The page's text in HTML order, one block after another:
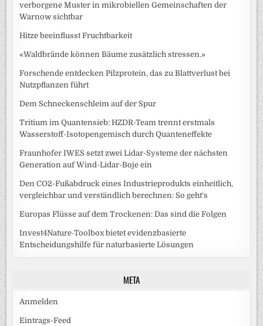
verborgene Muster in mikrobiellen Gemeinschaften der
Warnow sichtbar
Hitze beeinflusst Fruchtbarkeit
«Waldbrände können Bäume zusätzlich stressen.»
Forschende entdecken Pilzprotein, das zu Blattverlust bei
Nutzpflanzen führt
Dem Schneckenschleim auf der Spur
Tritium im Quantensieb: HZDR-Team trennt erstmals
Wasserstoff-Isotopengemisch durch Quanteneffekte
Fraunhofer IWES setzt zwei Lidar-Systeme der nächsten
Generation auf Wind-Lidar-Boje ein
Den CO2-Fußabdruck eines Industrieprodukts einheitlich,
vergleichbar und verständlich berechnen: So geht‘s
Europas Flüsse auf dem Trockenen: Das sind die Folgen
Invest4Nature-Toolbox bietet evidenzbasierte
Entscheidungshilfe für naturbasierte Lösungen
META
Anmelden
Eintrags-Feed